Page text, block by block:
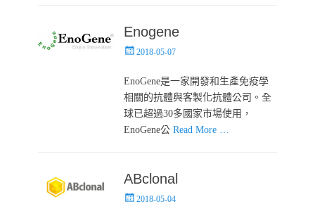
Enogene
Posted2018-05-07
EnoGene是一家開發和生產免疫學
相關的抗體與客製化抗體公司。全
球已超過30多國家市場使用，
EnoGene公Read More …
ABclonal
Posted2018-05-04